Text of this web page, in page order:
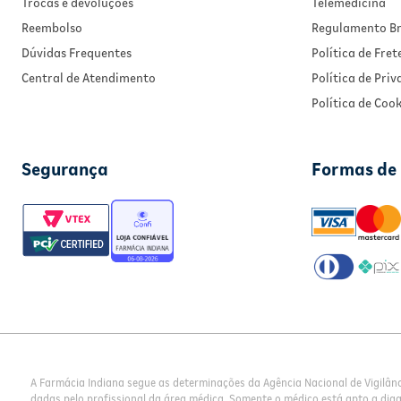
Trocas e devoluções
Reembolso
Dúvidas Frequentes
Central de Atendimento
Telemedicina
Regulamento
Política de
Política de
Política de
Segurança Formas
A Farmácia Indiana segue as determinações da Agência Nacional de